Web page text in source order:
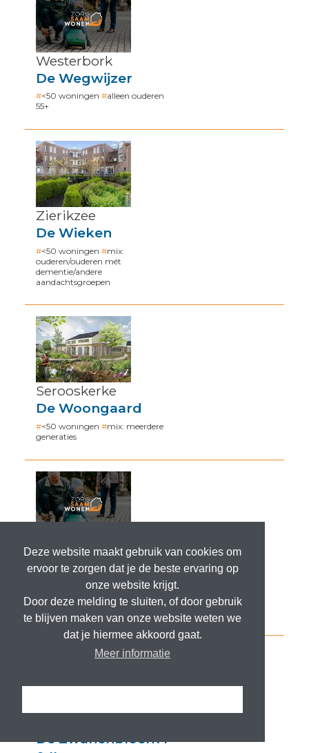
Deze website maakt gebruik van cookies om
ervoor te zorgen dat je de beste ervaring op
onze website krijgt.
Door deze melding te sluiten, of door gebruik
te blijven maken van onze website weten we
dat je hiermee akkoord gaat.
Meer informatie